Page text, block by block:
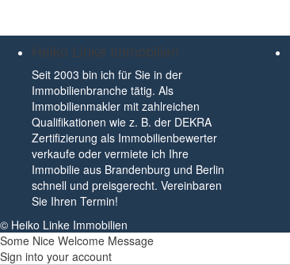
Heiko Linke Immobilien
Seit 2003 bin ich für Sie in der
Immobilienbranche tätig. Als
Immobilienmakler mit zahlreichen
Qualifikationen wie z. B. der DEKRA
Zertifizierung als Immobilienbewerter
verkaufe oder vermiete ich Ihre
Immobilie aus Brandenburg und Berlin
schnell und preisgerecht. Vereinbaren
Sie Ihren Termin!
© Heiko Linke Immobilien
Some Nice Welcome Message
Sign into your account